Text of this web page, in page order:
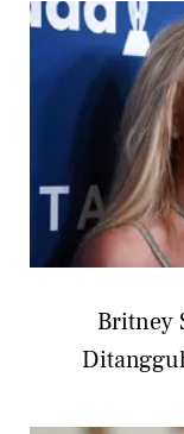
Britney